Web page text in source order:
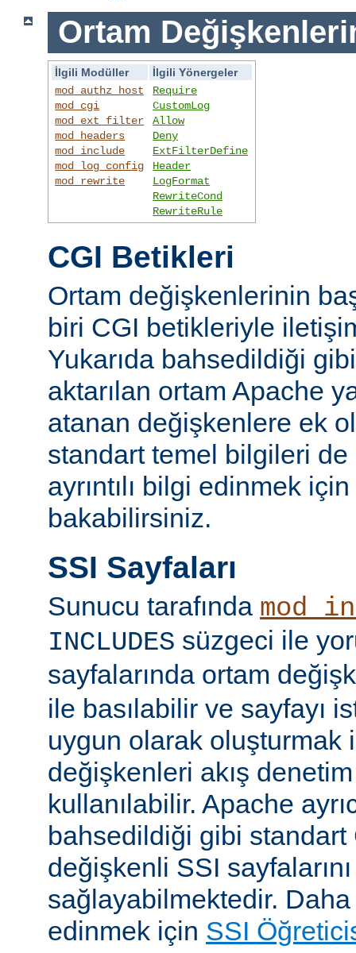
Ortam
İlgili Modüller
İlgili Yönergeler
mod_authz_host
mod_cgi
mod_ext_filter
mod_headers
mod_include
mod_log_config
mod_rewrite
Require
CustomLog
Allow
Deny
ExtFilterDefine
Header
LogFormat
RewriteCond
RewriteRule
CGI Betikleri
Ortam değişkenlerinin
biri CGI betikleriyle
Yukarıda bahsedildiği
aktarılan ortam Apache
atanan değişkenlere ek
standart temel bilgileri
ayrıntılı bilgi edinmek için
bakabilirsiniz.
SSI Sayfaları
Sunucu tarafında
INCLUDES süzgeci ile
sayfalarında ortam
ile basılabilir ve sayfayı
uygun olarak oluşturmak
değişkenleri akış
kullanılabilir. Apache
bahsedildiği gibi standart
değişkenli SSI
sağlayabilmektedir. Daha
edinmek için SSI